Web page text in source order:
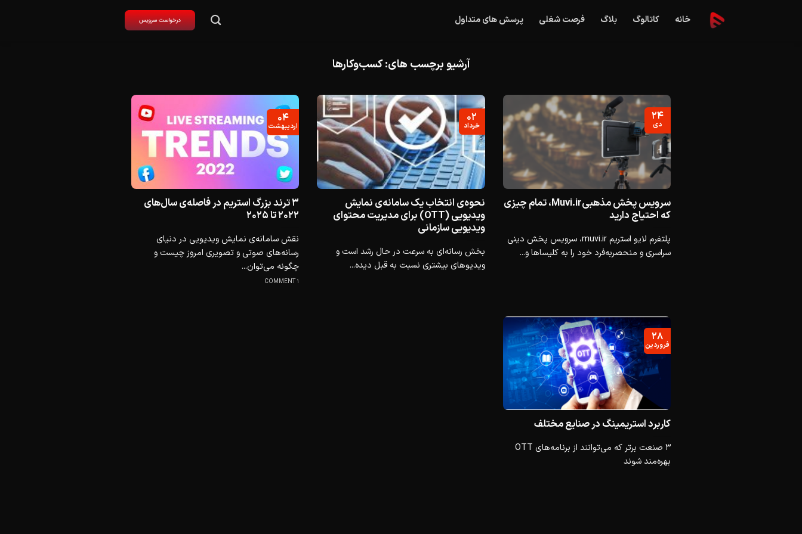
خانه کاتالوگ بلاگ فرصت شغلی پرسش های متداول
آرشیو برچسب های:کسب‌وکارها
سرویس پخش مذهبیMuvi.ir، تمام چیزی
که احتیاج دارید
پلتفرم لایو استریم muvi.ir، سرویس پخش دینی
سراسری و منحصربه‌فرد خود را به کلیساها و...
۲۴
دی
نحوه‌ی انتخاب یک سامانه‌ی نمایش
ویدیویی (OTT) برای مدیریت محتوای
ویدیویی سازمانی
بخش رسانه‌ای به سرعت در حال رشد است و
ویدیوهای بیشتری نسبت به قبل دیده...
۰۲
خرداد
۳ ترند بزرگ استریم در فاصله‌ی سال‌های
۲۰۲۲ تا ۲۰۲۵
نقش سامانه‌ی نمایش ویدیویی در دنیای
رسانه‌های صوتی و تصویری امروز چیست و
چگونه می‌توان...
1 COMMENT
۰۴
اردیبهشت
کاربرد استریمینگ در صنایع مختلف
3 صنعت برتر که می‌توانند از برنامه‌های OTT
بهره‌مند شوند
۲۸
فروردین